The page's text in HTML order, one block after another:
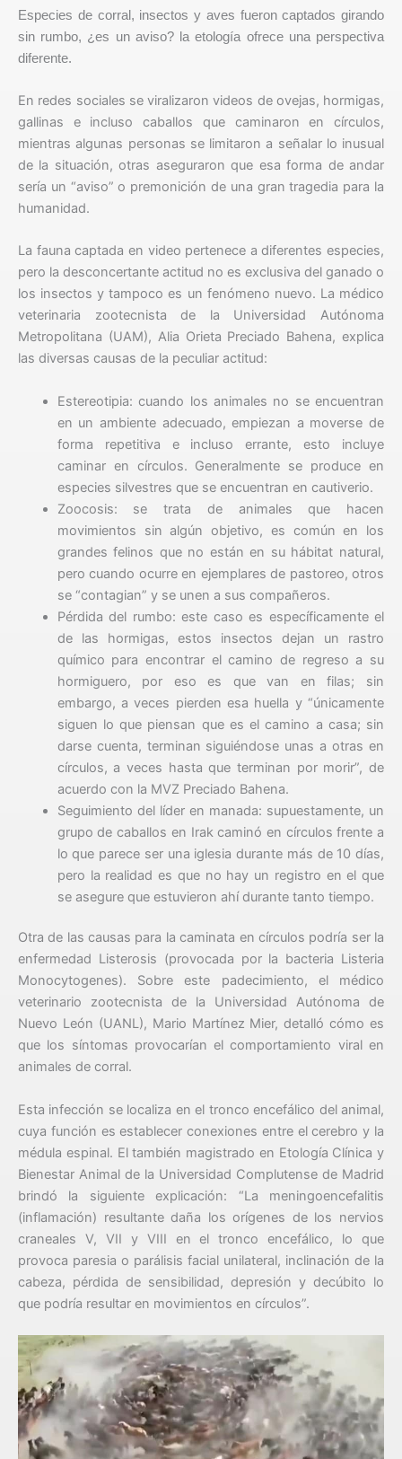
Especies de corral, insectos y aves fueron captados girando
sin rumbo, ¿es un aviso? la etología ofrece una perspectiva
diferente.
En redes sociales se viralizaron videos de ovejas, hormigas,
gallinas e incluso caballos que caminaron en círculos,
mientras algunas personas se limitaron a señalar lo inusual
de la situación, otras aseguraron que esa forma de andar
sería un “aviso” o premonición de una gran tragedia para la
humanidad.
La fauna captada en video pertenece a diferentes especies,
pero la desconcertante actitud no es exclusiva del ganado o
los insectos y tampoco es un fenómeno nuevo. La médico
veterinaria zootecnista de la Universidad Autónoma
Metropolitana (UAM), Alia Orieta Preciado Bahena, explica
las diversas causas de la peculiar actitud:
Estereotipia: cuando los animales no se encuentran
en un ambiente adecuado, empiezan a moverse de
forma repetitiva e incluso errante, esto incluye
caminar en círculos. Generalmente se produce en
especies silvestres que se encuentran en cautiverio.
Zoocosis: se trata de animales que hacen
movimientos sin algún objetivo, es común en los
grandes felinos que no están en su hábitat natural,
pero cuando ocurre en ejemplares de pastoreo, otros
se “contagian” y se unen a sus compañeros.
Pérdida del rumbo: este caso es específicamente el
de las hormigas, estos insectos dejan un rastro
químico para encontrar el camino de regreso a su
hormiguero, por eso es que van en filas; sin
embargo, a veces pierden esa huella y “únicamente
siguen lo que piensan que es el camino a casa; sin
darse cuenta, terminan siguiéndose unas a otras en
círculos, a veces hasta que terminan por morir”, de
acuerdo con la MVZ Preciado Bahena.
Seguimiento del líder en manada: supuestamente, un
grupo de caballos en Irak caminó en círculos frente a
lo que parece ser una iglesia durante más de 10 días,
pero la realidad es que no hay un registro en el que
se asegure que estuvieron ahí durante tanto tiempo.
Otra de las causas para la caminata en círculos podría ser la
enfermedad Listerosis (provocada por la bacteria Listeria
Monocytogenes). Sobre este padecimiento, el médico
veterinario zootecnista de la Universidad Autónoma de
Nuevo León (UANL), Mario Martínez Mier, detalló cómo es
que los síntomas provocarían el comportamiento viral en
animales de corral.
Esta infección se localiza en el tronco encefálico del animal,
cuya función es establecer conexiones entre el cerebro y la
médula espinal. El también magistrado en Etología Clínica y
Bienestar Animal de la Universidad Complutense de Madrid
brindó la siguiente explicación: “La meningoencefalitis
(inflamación) resultante daña los orígenes de los nervios
craneales V, VII y VIII en el tronco encefálico, lo que
provoca paresia o parálisis facial unilateral, inclinación de la
cabeza, pérdida de sensibilidad, depresión y decúbito lo
que podría resultar en movimientos en círculos”.